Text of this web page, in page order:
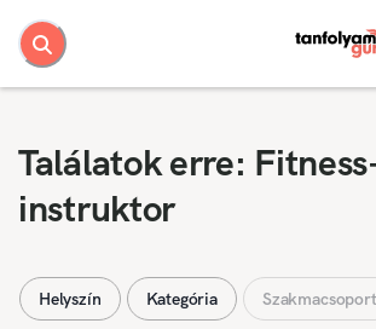
Találatok erre:
instruktor
Helyszín Kategória Szakmacsoport